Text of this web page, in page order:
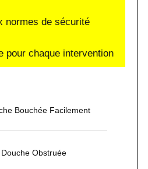
normes de sécurité
pour chaque intervention
Bouchée Facilement
Obstruée